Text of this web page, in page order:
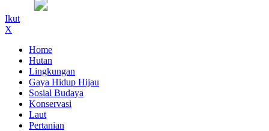
Ikut
X
Home
Hutan
Lingkungan
Gaya Hidup Hijau
Sosial Budaya
Konservasi
Laut
Pertanian